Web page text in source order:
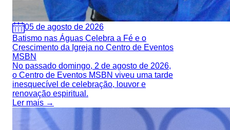
05 de agosto de 2026
Batismo nas Águas Celebra a Fé e o
Crescimento da Igreja no Centro de Eventos
MSBN
No passado domingo, 2 de agosto de 2026,
o Centro de Eventos MSBN viveu uma tarde
inesquecível de celebração, louvor e
renovação espiritual.
Ler mais →